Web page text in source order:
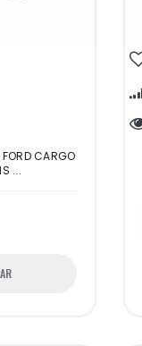
CARGO
...